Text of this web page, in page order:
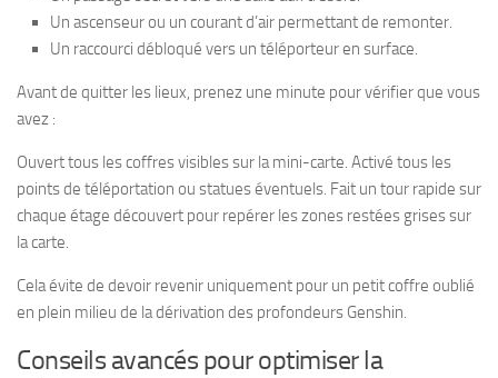
Un ascenseur ou un courant d’air permettant de remonter.
Un raccourci débloqué vers un téléporteur en surface.
Avant de quitter les lieux, prenez une minute pour vérifier que vous
avez :
Ouvert tous les coffres visibles sur la mini-carte. Activé tous les
points de téléportation ou statues éventuels. Fait un tour rapide sur
chaque étage découvert pour repérer les zones restées grises sur
la carte.
Cela évite de devoir revenir uniquement pour un petit coffre oublié
en plein milieu de la dérivation des profondeurs Genshin.
Conseils avancés pour optimiser la